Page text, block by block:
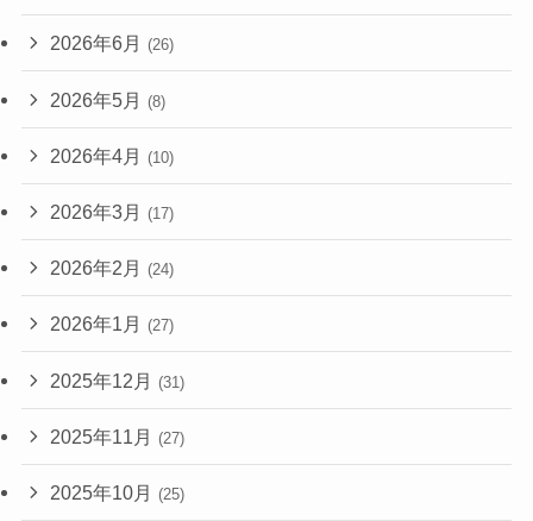
2026年6月 (26)
2026年5月 (8)
2026年4月 (10)
2026年3月 (17)
2026年2月 (24)
2026年1月 (27)
2025年12月 (31)
2025年11月 (27)
2025年10月 (25)